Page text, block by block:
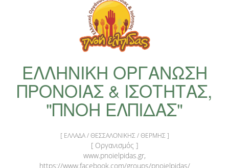
ΕΛΛΗΝΙΚΗ ΟΡΓΑΝΩΣΗ
ΠΡΟΝΟΙΑΣ & ΙΣΟΤΗΤΑΣ,
"ΠΝΟΗ ΕΛΠΙΔΑΣ"
[ ΕΛΛΑΔΑ / ΘΕΣΣΑΛΟΝΙΚΗΣ / ΘΕΡΜΗΣ ]
[ Οργανισμός ]
www.pnoielpidas.gr,
https://www.facebook.com/groups/pnoielpidas/